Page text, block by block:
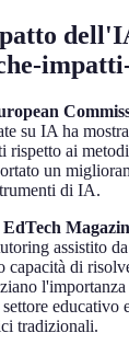
su IA ha
rispetto ai
un
di IA.
EdTech
assistito
capacità di
l'importanza
educativo
tradizionali.